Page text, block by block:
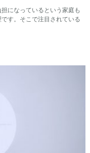
になっているという家庭も
す。そこで注目されている